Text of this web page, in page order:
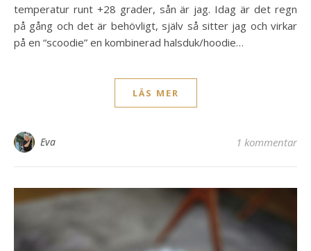
temperatur runt +28 grader, sån är jag. Idag är det regn
på gång och det är behövligt, själv så sitter jag och virkar
på en “scoodie” en kombinerad halsduk/hoodie…
LÄS MER
Eva 1 kommentar